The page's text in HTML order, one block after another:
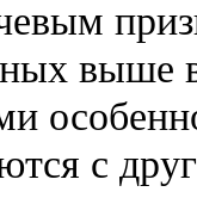
выше
с